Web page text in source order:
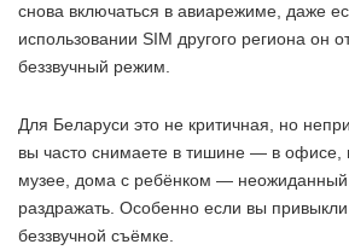
снова включаться в авиарежиме, даже
использовании SIM другого региона он
беззвучный режим.
Для Беларуси это не критичная, но
вы часто снимаете в тишине — в офисе,
музее, дома с ребёнком — неожиданный
раздражать. Особенно если вы
беззвучной съёмке.